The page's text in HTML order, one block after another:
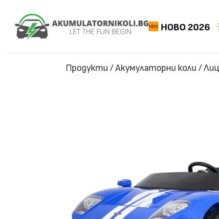
НОВО 2026
Продукти /Акумулаторни коли /